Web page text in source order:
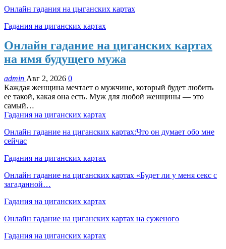
Онлайн гадания на цыганских картах
Гадания на циганских картах
Онлайн гадание на циганских картах
на имя будущего мужа
admin Авг 2, 2026 0
Каждая женщина мечтает о мужчине, который будет любить
ее такой, какая она есть. Муж для любой женщины — это
самый…
Гадания на циганских картах
Онлайн гадание на циганских картах:Что он думает обо мне
сейчас
Гадания на циганских картах
Онлайн гадание на циганских картах «Будет ли у меня секс с
загаданной…
Гадания на циганских картах
Онлайн гадание на циганских картах на суженого
Гадания на циганских картах